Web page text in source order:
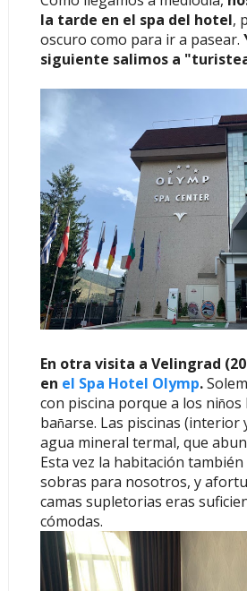
la tarde en el spa del hotel,
oscuro como para ir a pasear.
siguiente salimos a
En otra visita a Velingrad
en el Spa Hotel Olymp.
con piscina porque a los niños
bañarse. Las piscinas (interior
agua mineral termal, que
Esta vez la habitación
sobras para nosotros, y
camas supletorias eras
cómodas.